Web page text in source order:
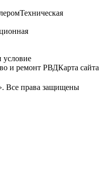
Техническая
условие
и ремонт РВДКарта сайта
Все права защищены